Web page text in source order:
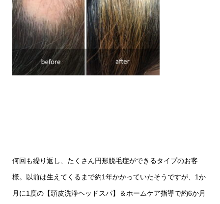
何回も繰り返し、たくさん円形脱毛症ができるタイプのお客
様。以前は生えてくるまで約1年かかっていたそうですが、1か
月に1度の【頭皮洗浄ヘッドスパ】＆ホームケア指導で約6か月